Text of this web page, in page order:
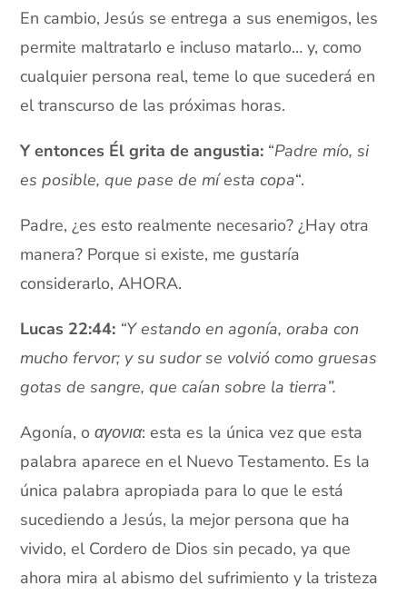
En cambio, Jesús se entrega a sus enemigos, les
permite maltratarlo e incluso matarlo… y, como
cualquier persona real, teme lo que sucederá en
el transcurso de las próximas horas.
Y entonces Él grita de angustia: “Padre mío, si
es posible, que pase de mí esta copa“.
Padre, ¿es esto realmente necesario? ¿Hay otra
manera? Porque si existe, me gustaría
considerarlo, AHORA.
Lucas 22:44: “Y estando en agonía, oraba con
mucho fervor; y su sudor se volvió como gruesas
gotas de sangre, que caían sobre la tierra”.
Agonía, oαγονια: esta es la única vez que esta
palabra aparece en el Nuevo Testamento. Es la
única palabra apropiada para lo que le está
sucediendo a Jesús, la mejor persona que ha
vivido, el Cordero de Dios sin pecado, ya que
ahora mira al abismo del sufrimiento y la tristeza